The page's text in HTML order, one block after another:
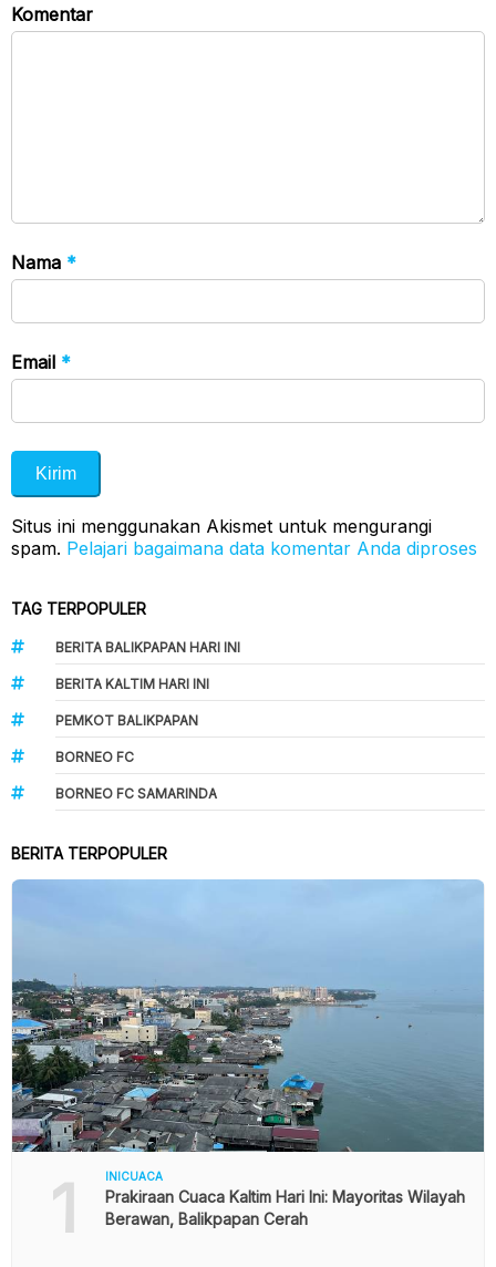
Komentar
Nama *
Email *
Situs ini menggunakan Akismet untuk mengurangi
spam. Pelajari bagaimana data komentar Anda diproses
TAG TERPOPULER
BERITA BALIKPAPAN HARI INI
BERITA KALTIM HARI INI
PEMKOT BALIKPAPAN
BORNEO FC
BORNEO FC SAMARINDA
BERITA TERPOPULER
1 INICUACA
Prakiraan Cuaca Kaltim Hari Ini: Mayoritas Wilayah
Berawan, Balikpapan Cerah